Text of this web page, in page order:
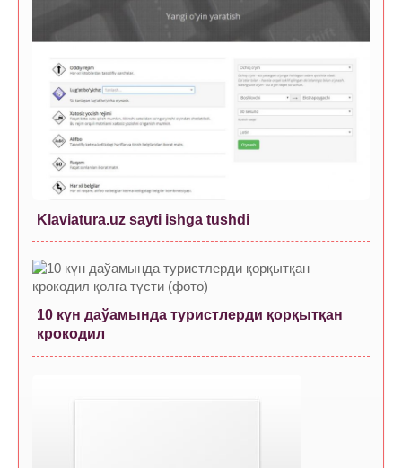
Klaviatura.uz sayti ishga tushdi
10 күн даўамында туристлерди қорқытқан
крокодил